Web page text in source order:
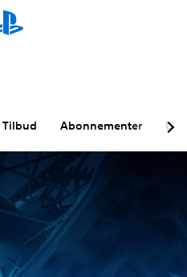
Tilbud Abonnementer